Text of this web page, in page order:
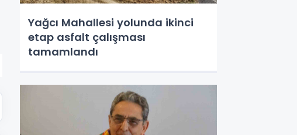
Yağcı Mahallesi yolunda ikinci
etap asfalt çalışması
tamamlandı